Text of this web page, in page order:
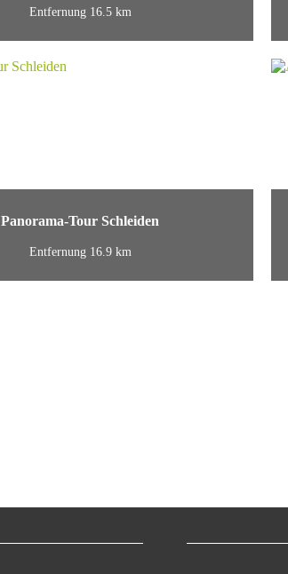
Entfernung 16.5 km
Panorama-Tour Schleiden
Entfernung 16.9 km